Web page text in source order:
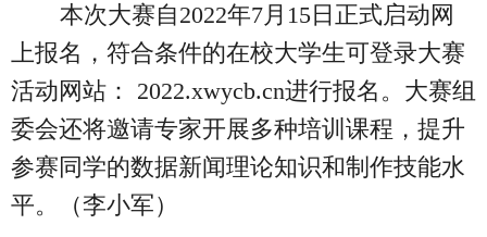
本次大赛自2022年7月15日正式启动网
上报名，符合条件的在校大学生可登录大赛
活动网站： 2022.xwycb.cn进行报名。大赛组
委会还将邀请专家开展多种培训课程，提升
参赛同学的数据新闻理论知识和制作技能水
平。（李小军）